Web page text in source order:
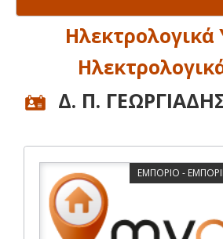
Ηλεκτρολογικά
Δ. Π.
ΕΜΠΟΡΙΟ -